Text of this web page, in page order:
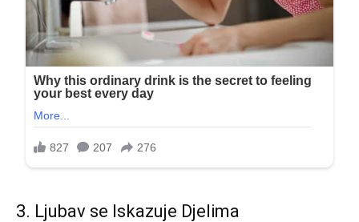
3. Ljubav se Iskazuje Djelima